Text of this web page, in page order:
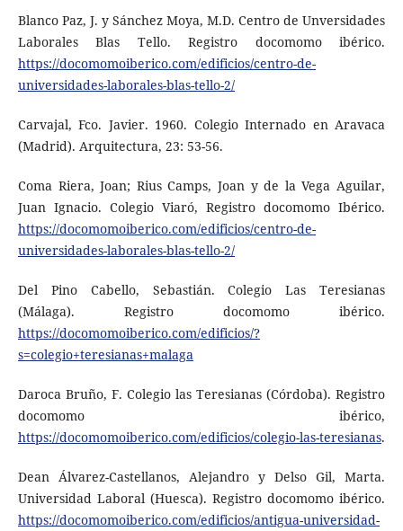
Blanco Paz, J. y Sánchez Moya, M.D. Centro de Unversidades
Laborales Blas Tello. Registro docomomo ibérico.
https://docomomoiberico.com/edificios/centro-de-
universidades-laborales-blas-tello-2/
Carvajal, Fco. Javier. 1960. Colegio Internado en Aravaca
(Madrid). Arquitectura, 23: 53-56.
Coma Riera, Joan; Rius Camps, Joan y de la Vega Aguilar,
Juan Ignacio. Colegio Viaró, Registro docomomo Ibérico.
https://docomomoiberico.com/edificios/centro-de-
universidades-laborales-blas-tello-2/
Del Pino Cabello, Sebastián. Colegio Las Teresianas
(Málaga). Registro docomomo ibérico.
https://docomomoiberico.com/edificios/?
s=colegio+teresianas+malaga
Daroca Bruño, F. Colegio las Teresianas (Córdoba). Registro
docomomo ibérico,
https://docomomoiberico.com/edificios/colegio-las-teresianas.
Dean Álvarez-Castellanos, Alejandro y Delso Gil, Marta.
Universidad Laboral (Huesca). Registro docomomo ibérico.
https://docomomoiberico.com/edificios/antigua-universidad-